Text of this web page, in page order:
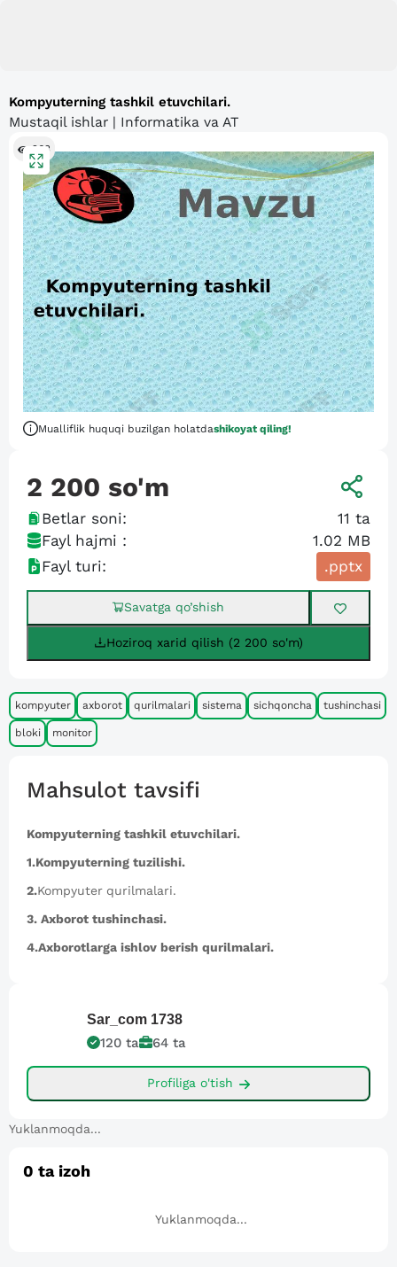
Kompyuterning tashkil etuvchilari.
Mustaqil ishlar | Informatika va AT
263
Mualliflik huquqi buzilgan holatdashikoyat qiling!
2 200 so'm
Betlar soni: 11 ta
Fayl hajmi :
1.02 MB
Fayl turi:
.pptx
Savatga qo’shish
Hoziroq xarid qilish (2 200 so'm)
kompyuter axborot qurilmalari sistema sichqoncha tushinchasi
bloki monitor
Mahsulot tavsifi
Kompyuterning tashkil etuvchilari.
1.Kompyuterning tuzilishi.
2.Kompyuter qurilmalari.
3. Axborot tushinchasi.
4.Axborotlarga ishlov berish qurilmalari.
Sar_com 1738
120 ta 64 ta
Profiliga o'tish
Yuklanmoqda...
0 ta izoh
Yuklanmoqda...